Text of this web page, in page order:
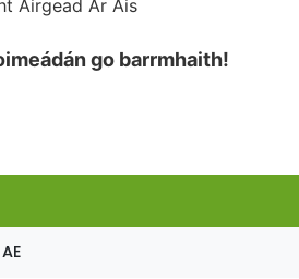
Airgead Ar Ais
go barrmhaith!